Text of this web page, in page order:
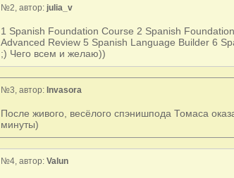
№2, автор: julia_v
1 Spanish Foundation Course 2 Spanish
Advanced Review 5 Spanish Language Builder 6
;) Чего всем и желаю))
№3, автор: Invasora
После живого, весёлого спэнишпода Томаса
минуты)
№4, автор: Valun